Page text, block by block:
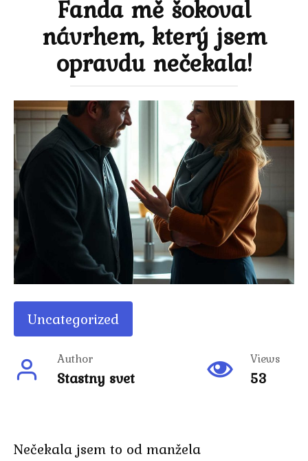
Fanda mě šokoval
návrhem, který jsem
opravdu nečekala!
Uncategorized
Author
Stastny svet
Views
53
Nečekala jsem to od manžela